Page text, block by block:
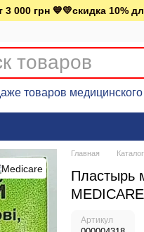
000 грн 💙💛скидка 10%
товаров медицинского
Главная Каталог
Пластырь
MEDICARE
Артикул